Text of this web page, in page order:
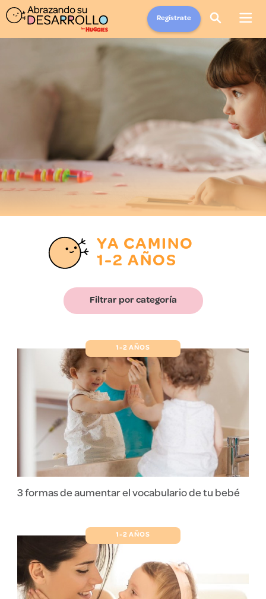
Regístrate
YA CAMINO
1-2 AÑOS
Filtrar por categoría
1-2 AÑOS
3 formas de aumentar el vocabulario de tu bebé
1-2 AÑOS